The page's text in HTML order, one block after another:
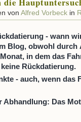
von Alfred Vorbeck in
- wann
Blog, obwohl durch
in dem das
Rückdatierung.
- auch, wenn das
Abhandlung: Das